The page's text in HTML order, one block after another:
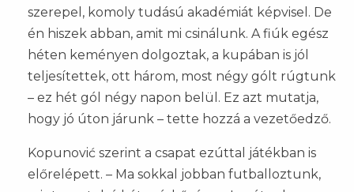
szerepel, komoly tudású akadémiát képvisel. De
én hiszek abban, amit mi csinálunk. A fiúk egész
héten keményen dolgoztak, a kupában is jól
teljesítettek, ott három, most négy gólt rúgtunk
– ez hét gól négy napon belül. Ez azt mutatja,
hogy jó úton járunk – tette hozzá a vezetőedző.
Kopunović szerint a csapat ezúttal játékban is
előrelépett. – Ma sokkal jobban futballoztunk,